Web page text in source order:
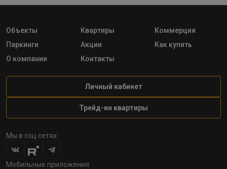
Объекты Квартиры
Коммерция
Паркинги
Акции
Как купить
О компании
Контакты
Личный кабинет
Трейд-ин квартиры
Мы в соц сетях:
Мобильные приложения: